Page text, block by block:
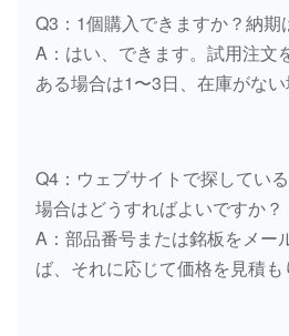
Q3：1個購入できますか？納期
A：はい、できます。試用注文
ある場合は1〜3日、在庫がない
Q4：ウェブサイトで探してい
場合はどうすればよいですか？
A：部品番号または銘板をメー
ば、それに応じて価格を見積も